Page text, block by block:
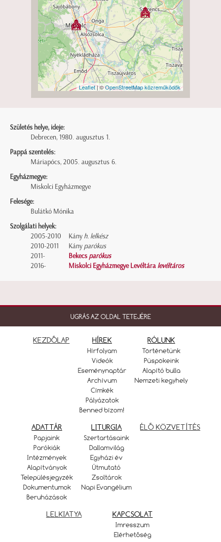
Leaflet| ©OpenStreetMap közreműködők
Születés helye, ideje:
Debrecen, 1980. augusztus 1.
Pappá szentelés:
Máriapócs, 2005. augusztus 6.
Egyházmegye:
Miskolci Egyházmegye
Felesége:
Bulátkó Mónika
Szolgálati helyek:
2005-2010
Kány h. lelkész
2010-2011
Kány parókus
2011-
Bekecs parókus
2016-
Miskolci Egyházmegye Levéltára levéltáros
UGRÁS AZ OLDAL TETEJÉRE
KEZDŐLAP HÍREK
Hírfolyam
Videók
Eseménynaptár
Archívum
Címkék
Pályázatok
Benned bízom!
RÓLUNK
Történetünk
Püspökeink
Alapító bulla
Nemzeti kegyhely
ADATTÁR
Papjaink
Parókiák
Intézmények
Alapítványok
Településjegyzék
Dokumentumok
Beruházások
LITURGIA
Szertartásaink
Dallamvilág
Egyházi év
Útmutató
Zsoltárok
Napi Evangélium
ÉLŐ KÖZVETÍTÉS
LELKIATYA KAPCSOLAT
Imresszum
Elérhetőség